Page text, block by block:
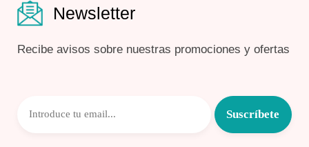
Newsletter
Recibe avisos sobre nuestras promociones y ofertas